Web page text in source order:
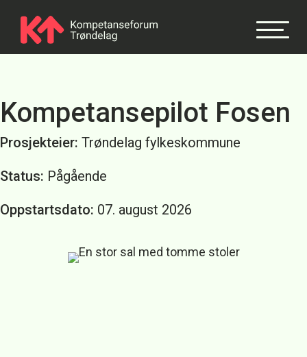
Kompetanse­pilot Fosen
Prosjekteier: Trøndelag fylkeskommune
Status: Pågående
Oppstartsdato: 07. august 2026